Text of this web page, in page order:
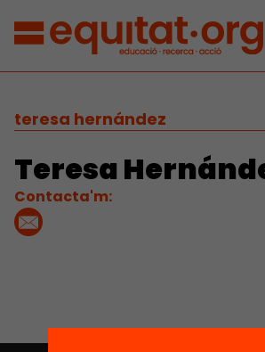
teresa hernández
Teresa
Contacta'm: